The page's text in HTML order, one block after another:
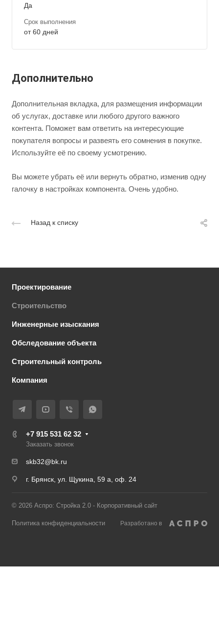
Да
Срок выполнения
от 60 дней
Дополнительно
Дополнительная вкладка, для размещения информации
об услугах, доставке или любого другого важного
контента. Поможет вам ответить на интересующие
покупателя вопросы и развеять его сомнения в покупке.
Используйте её по своему усмотрению.
Вы можете убрать её или вернуть обратно, изменив одну
галочку в настройках компонента. Очень удобно.
Назад к списку
Проектирование
Строительство
Инженерные изыскания
Обследование объекта
Строительный контроль
Компания
+7 915 531 62 32
Заказать звонок
skb32@bk.ru
г. Брянск, ул. Щукина, 59 а, оф. 24
© 2026 Аспро: Стройка 2.0 - Корпоративный сайт
Политика конфиденциальности Разработано в